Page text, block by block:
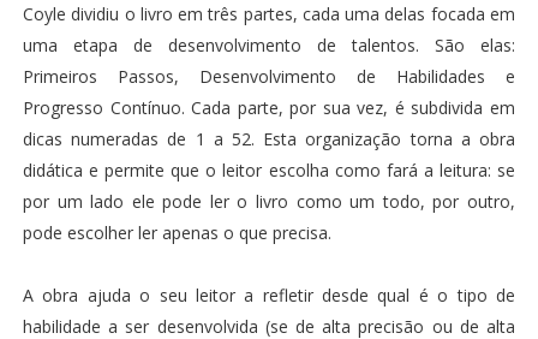
Coyle dividiu o livro em três partes, cada uma delas focada em
uma etapa de desenvolvimento de talentos. São elas:
Primeiros Passos, Desenvolvimento de Habilidades e
Progresso Contínuo. Cada parte, por sua vez, é subdivida em
dicas numeradas de 1 a 52. Esta organização torna a obra
didática e permite que o leitor escolha como fará a leitura: se
por um lado ele pode ler o livro como um todo, por outro,
pode escolher ler apenas o que precisa.
A obra ajuda o seu leitor a refletir desde qual é o tipo de
habilidade a ser desenvolvida (se de alta precisão ou de alta